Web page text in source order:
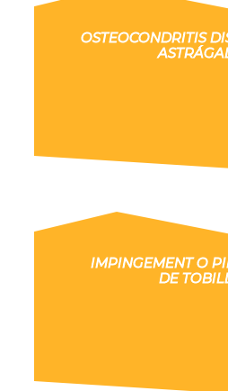
OSTEOCONDRITIS
IMPINGEMENT O
DE